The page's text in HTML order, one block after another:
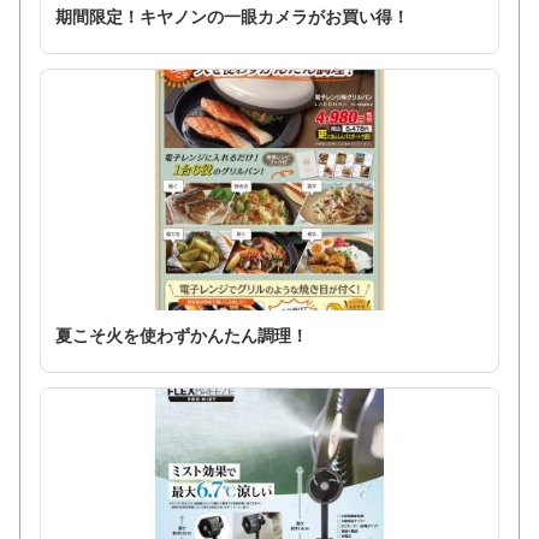
期間限定！キヤノンの一眼カメラがお買い得！
夏こそ火を使わずかんたん調理！